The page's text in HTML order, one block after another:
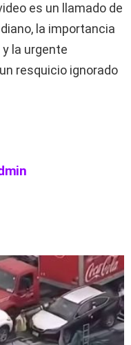
es un llamado de
la importancia
la urgente
resquicio ignorado